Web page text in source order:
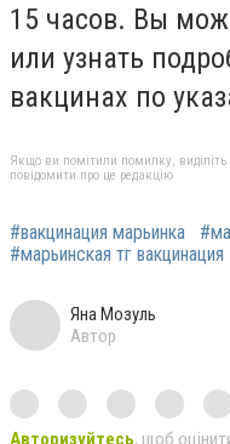
15 часов. Вы
или узнать
вакцинах по
Якщо ви помітили помилку, виділіть
повідомити про це редакцію
#вакцинация марьинка
#марьинская тг вакцинация
Яна Мозуль
Автор
Авторизуйтесь, щоб